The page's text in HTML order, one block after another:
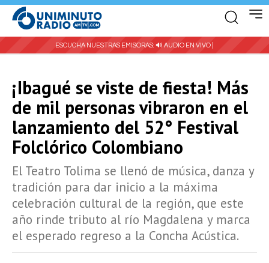
ESCUCHA NUESTRAS EMISORAS: 🔊 AUDIO EN VIVO |
¡Ibagué se viste de fiesta! Más
de mil personas vibraron en el
lanzamiento del 52° Festival
Folclórico Colombiano
El Teatro Tolima se llenó de música, danza y
tradición para dar inicio a la máxima
celebración cultural de la región, que este
año rinde tributo al río Magdalena y marca
el esperado regreso a la Concha Acústica.